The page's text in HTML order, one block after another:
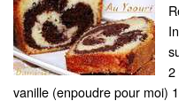
2
vanille (enpoudre pour moi)